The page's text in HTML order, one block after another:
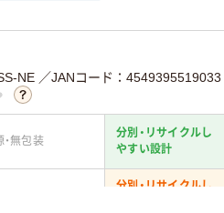
NE ／JANコード：4549395519033
・無包装
分別・リサイクルし
やすい設計
分別・リサイクルし